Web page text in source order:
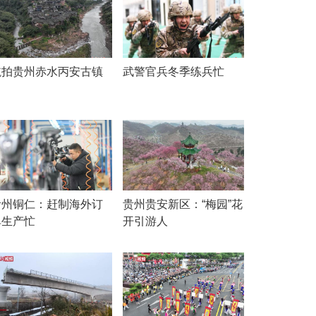
贵州赤水丙安古镇 武警官兵冬季练兵忙
铜仁：赶制海外订
产忙
贵州贵安新区：“梅园”花
开引游人